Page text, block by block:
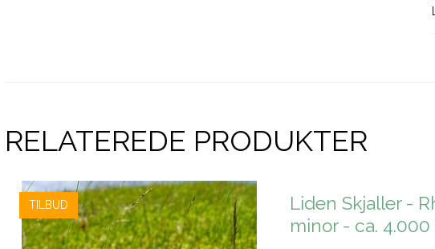
RELATEREDE PRODUKTER
TILBUD
Liden Skjaller -
minor - ca.